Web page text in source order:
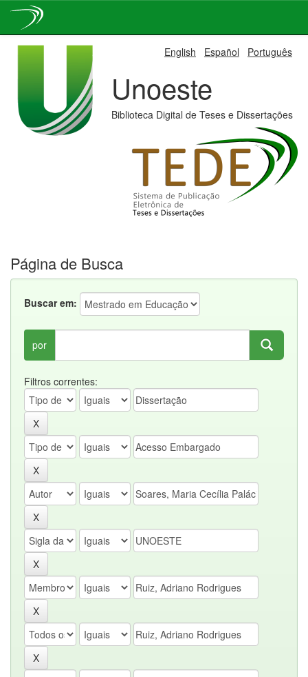
English Español Português
Unoeste
Biblioteca Digital de Teses e Dissertações
Página de Busca
Buscar em:
por
Filtros correntes: